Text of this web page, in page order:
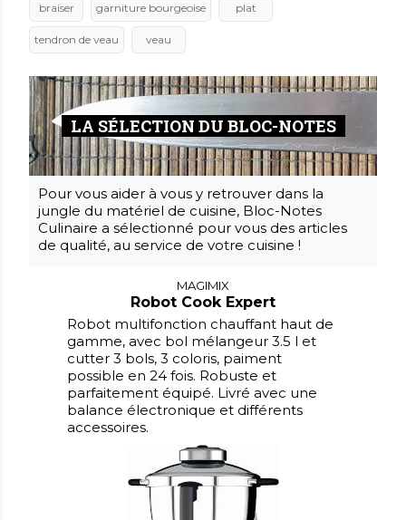
braiser garniture bourgeoise plat
tendron de veau veau
LA SÉLECTION DU BLOC-NOTES
Pour vous aider à vous y retrouver dans la
jungle du matériel de cuisine, Bloc-Notes
Culinaire a sélectionné pour vous des articles
de qualité, au service de votre cuisine !
MAGIMIX
Robot Cook Expert
Robot multifonction chauffant haut de
gamme, avec bol mélangeur 3.5 l et
cutter 3 bols, 3 coloris, paiment
possible en 24 fois. Robuste et
parfaitement équipé. Livré avec une
balance électronique et différents
accessoires.